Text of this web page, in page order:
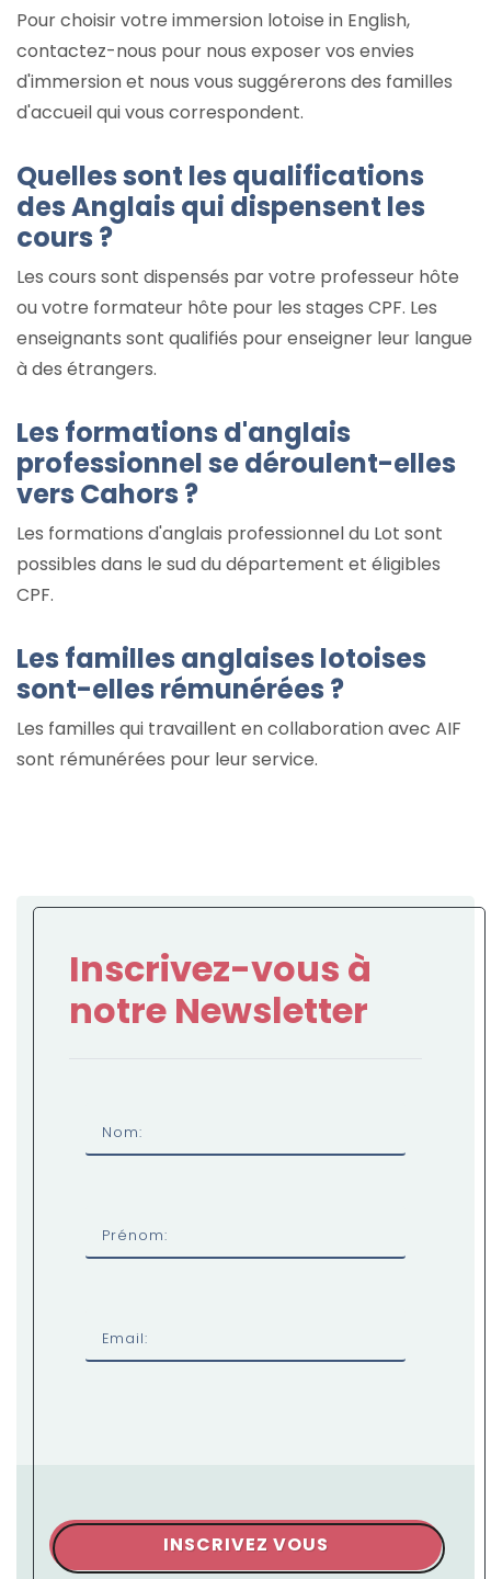
Pour choisir votre immersion lotoise in English,
contactez-nous pour nous exposer vos envies
d'immersion et nous vous suggérerons des familles
d'accueil qui vous correspondent.
Quelles sont les qualifications
des Anglais qui dispensent les
cours ?
Les cours sont dispensés par votre professeur hôte
ou votre formateur hôte pour les stages CPF. Les
enseignants sont qualifiés pour enseigner leur langue
à des étrangers.
Les formations d'anglais
professionnel se déroulent-elles
vers Cahors ?
Les formations d'anglais professionnel du Lot sont
possibles dans le sud du département et éligibles
CPF.
Les familles anglaises lotoises
sont-elles rémunérées ?
Les familles qui travaillent en collaboration avec AIF
sont rémunérées pour leur service.
Inscrivez-vous à
notre Newsletter
Nom:
Prénom:
Email:
INSCRIVEZ VOUS